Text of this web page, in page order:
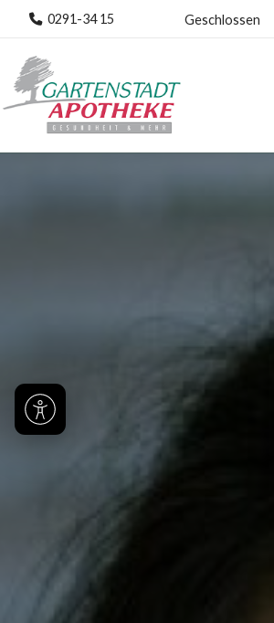
0291-34 15 Geschlossen